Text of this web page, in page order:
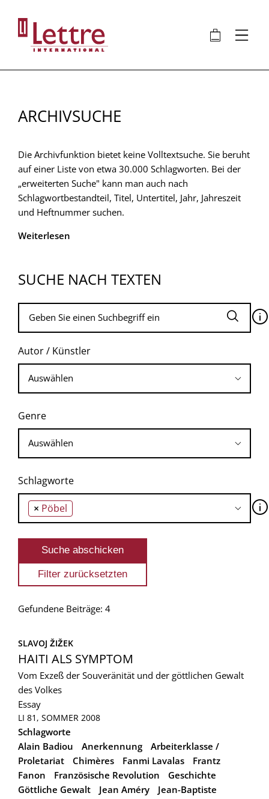
Inhalt
🛍 ⋮
ARCHIVSUCHE
Die Archivfunktion bietet keine Volltextsuche. Sie beruht
auf einer Liste von etwa 30.000 Schlagworten. Bei der
„erweiterten Suche" kann man auch nach
Schlagwortbestandteil, Titel, Untertitel, Jahr, Jahreszeit
und Heftnummer suchen.
Weiterlesen
SUCHE NACH TEXTEN
🛈
Autor / Künstler
Genre
Schlagworte
× Pöbel 🛈
Gefundene Beiträge: 4
SLAVOJ ŽIŽEK
HAITI ALS SYMPTOM
Vom Exzeß der Souveränität und der göttlichen Gewalt
des Volkes
Essay
LI 81, SOMMER 2008
Schlagworte
Alain Badiou
Anerkennung
Arbeiterklasse /
Proletariat
Chimères Fanmi Lavalas
Frantz
Fanon
Französische Revolution
Geschichte
Göttliche Gewalt
Jean Améry
Jean-Baptiste